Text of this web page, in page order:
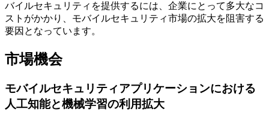
バイルセキュリティを提供するには、企業にとって多大なコ
ストがかかり、モバイルセキュリティ市場の拡大を阻害する
要因となっています。
市場機会
モバイルセキュリティアプリケーションにおける
人工知能と機械学習の利用拡大